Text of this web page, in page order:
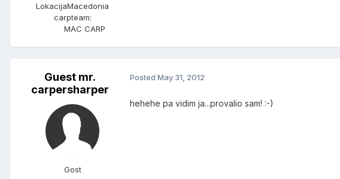
LokacijaMacedonia
carpteam:
MAC CARP
Guest mr.
carpersharper
Gost
Posted May 31, 2012
hehehe pa vidim ja...provalio sam! :-)